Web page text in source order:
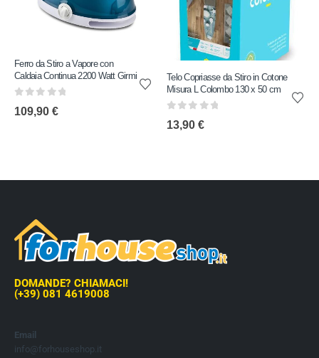
Ferro da Stiro a Vapore con
Caldaia Continua 2200 Watt Girmi
109,90 €
Telo Copriasse da Stiro in Cotone
Misura L Colombo 130 x 50 cm
13,90 €
DOMANDE? CHIAMACI!
(+39) 081 4619008
Email
info@forhouseshop.it